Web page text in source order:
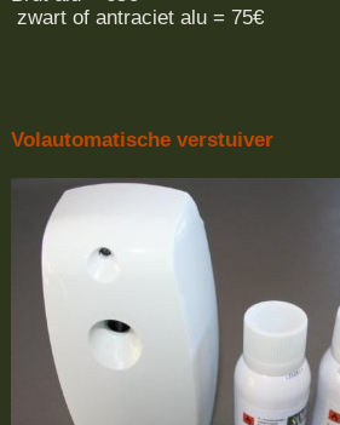
zwart of antraciet alu = 75€
Volautomatische verstuiver